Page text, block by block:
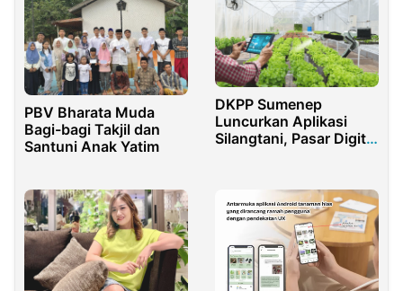
PBV Bharata Muda
Bagi-bagi Takjil dan
Santuni Anak Yatim
DKPP Sumenep
Luncurkan Aplikasi
Silangtani, Pasar Digital